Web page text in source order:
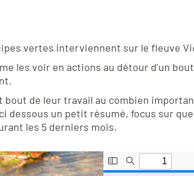
vertes interviennent sur le fleuve
les voir en actions au détour d’un
de leur travail au combien
dessous un petit résumé, focus sur
les 5 derniers mois.